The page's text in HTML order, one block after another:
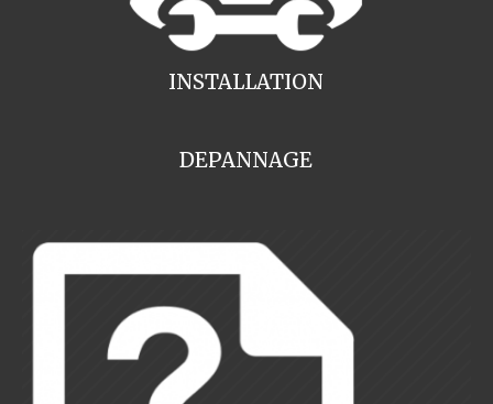
INSTALLATION
DEPANNAGE